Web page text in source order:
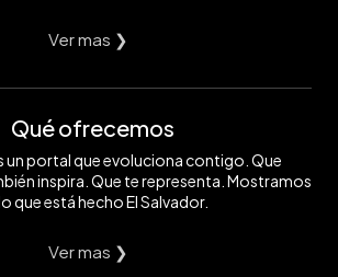
Ver mas ❯
Qué ofrecemos
un portal que evoluciona contigo. Que
inspira. Que te representa. Mostramos
que está hecho El Salvador.
Ver mas ❯